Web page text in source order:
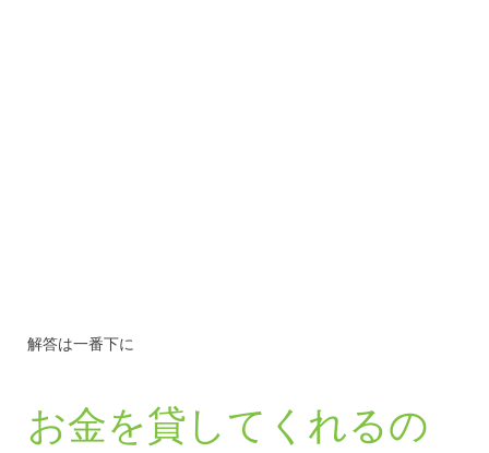
解答は一番下に
お金を貸してくれるの